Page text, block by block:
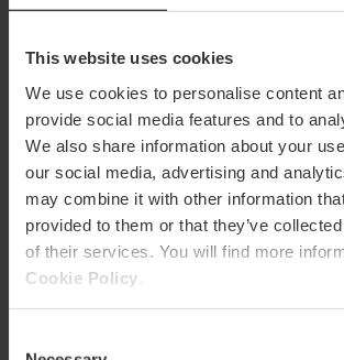
This website uses cookies
We use cookies to personalise content
provide social media features and to
We also share information about your
our social media, advertising and
may combine it with other information
provided to them or that they’ve
of their services. You will find more
Cookie Policy
Alcántara Bistrot
Centro histórico